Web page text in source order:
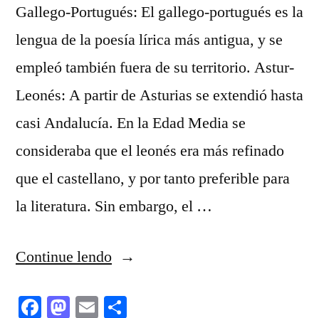
Gallego-Portugués: El gallego-portugués es la
lengua de la poesía lírica más antigua, y se
empleó también fuera de su territorio. Astur-
Leonés: A partir de Asturias se extendió hasta
casi Andalucía. En la Edad Media se
consideraba que el leonés era más refinado
que el castellano, y por tanto preferible para
la literatura. Sin embargo, el …
Continue lendo“LAS
ROMANCES
Facebook
Mastodon
Email